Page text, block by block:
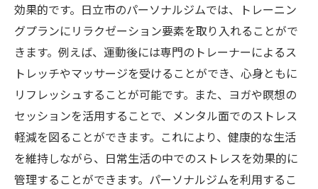
効果的です。日立市のパーソナルジムでは、トレーニン
グプランにリラクゼーション要素を取り入れることがで
きます。例えば、運動後には専門のトレーナーによるス
トレッチやマッサージを受けることができ、心身ともに
リフレッシュすることが可能です。また、ヨガや瞑想の
セッションを活用することで、メンタル面でのストレス
軽減を図ることができます。これにより、健康的な生活
を維持しながら、日常生活の中でのストレスを効果的に
管理することができます。パーソナルジムを利用するこ